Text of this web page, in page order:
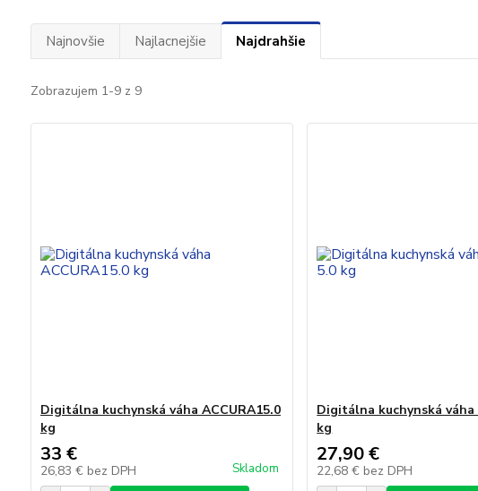
Najnovšie Najlacnejšie Najdrahšie
Zobrazujem 1-9 z 9
Digitálna kuchynská váha ACCURA15.0
kg
33 €
26,83 € bez DPH Skladom
Digitálna kuchynská váha
kg
27,90 €
22,68 € bez DPH